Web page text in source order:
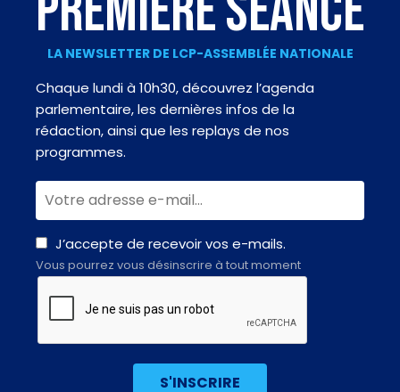
LA NEWSLETTER DE LCP-ASSEMBLÉE NATIONALE
Chaque lundi à 10h30, découvrez l’agenda
parlementaire, les dernières infos de la
rédaction, ainsi que les replays de nos
programmes.
J’accepte de recevoir vos e-mails.
Vous pourrez vous désinscrire à tout moment